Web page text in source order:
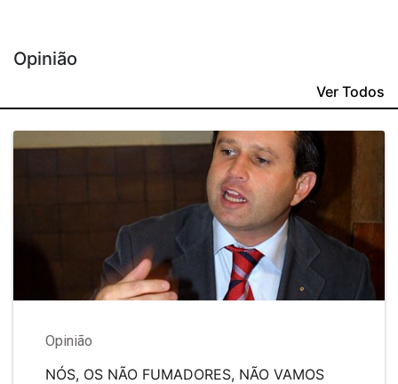
Opinião
Ver Todos
Opinião
NÓS, OS NÃO FUMADORES, NÃO VAMOS